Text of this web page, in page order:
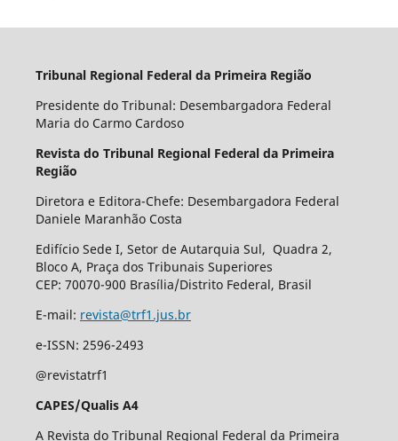
Tribunal Regional Federal da Primeira Região
Presidente do Tribunal: Desembargadora Federal
Maria do Carmo Cardoso
Revista do Tribunal Regional Federal da Primeira
Região
Diretora e Editora-Chefe: Desembargadora Federal
Daniele Maranhão Costa
Edifício Sede I, Setor de Autarquia Sul, Quadra 2,
Bloco A, Praça dos Tribunais Superiores
CEP: 70070-900 Brasília/Distrito Federal, Brasil
E-mail: revista@trf1.jus.br
e-ISSN: 2596-2493
@revistatrf1
CAPES/Qualis A4
A Revista do Tribunal Regional Federal da Primeira